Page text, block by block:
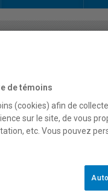
ressources
de témoins
(cookies) afin de
sur le site, de vous
etc. Vous pouvez